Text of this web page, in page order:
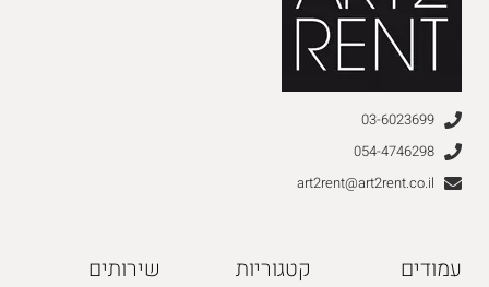
03-6023699
054-4746298
art2rent@art2rent.co.il
עמודים קטגוריות שירותים